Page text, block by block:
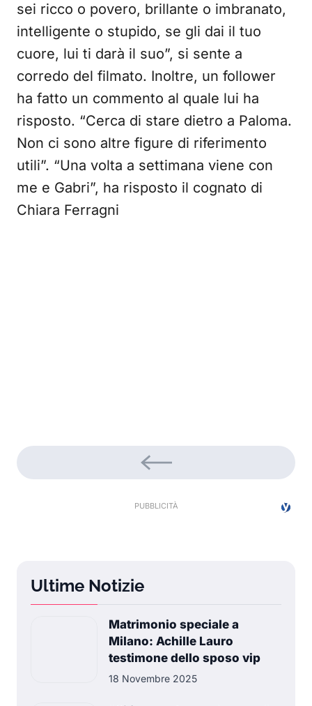
sei ricco o povero, brillante o imbranato,
intelligente o stupido, se gli dai il tuo
cuore, lui ti darà il suo”, si sente a
corredo del filmato. Inoltre, un follower
ha fatto un commento al quale lui ha
risposto. “Cerca di stare dietro a Paloma.
Non ci sono altre figure di riferimento
utili”. “Una volta a settimana viene con
me e Gabri”, ha risposto il cognato di
Chiara Ferragni
Ultime Notizie
Matrimonio speciale a
Milano: Achille Lauro
testimone dello sposo vip
18 Novembre 2025